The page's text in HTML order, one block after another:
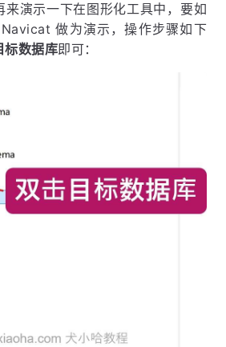
来演示一下在图形化工具中，要如
做为演示，操作步骤如下
标数据库即可：